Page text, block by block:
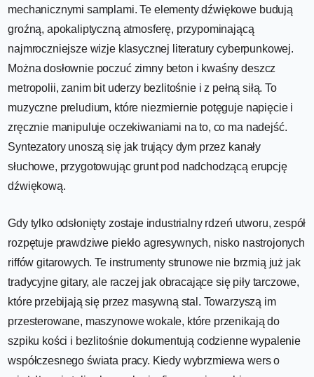
mechanicznymi samplami. Te elementy dźwiękowe budują
groźną, apokaliptyczną atmosferę, przypominającą
najmroczniejsze wizje klasycznej literatury cyberpunkowej.
Można dosłownie poczuć zimny beton i kwaśny deszcz
metropolii, zanim bit uderzy bezlitośnie i z pełną siłą. To
muzyczne preludium, które niezmiernie potęguje napięcie i
zręcznie manipuluje oczekiwaniami na to, co ma nadejść.
Syntezatory unoszą się jak trujący dym przez kanały
słuchowe, przygotowując grunt pod nadchodzącą erupcję
dźwiękową.
Gdy tylko odsłonięty zostaje industrialny rdzeń utworu, zespół
rozpętuje prawdziwe piekło agresywnych, nisko nastrojonych
riffów gitarowych. Te instrumenty strunowe nie brzmią już jak
tradycyjne gitary, ale raczej jak obracające się piły tarczowe,
które przebijają się przez masywną stal. Towarzyszą im
przesterowane, maszynowe wokale, które przenikają do
szpiku kości i bezlitośnie dokumentują codzienne wypalenie
współczesnego świata pracy. Kiedy wybrzmiewa wers o